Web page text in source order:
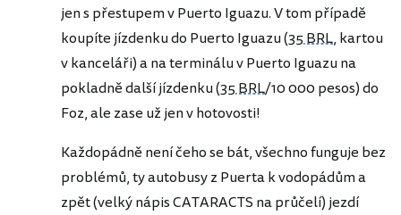
jen s přestupem v Puerto Iguazu. V tom případě
koupíte jízdenku do Puerto Iguazu (35 BRL, kartou
v kanceláři) a na terminálu v Puerto Iguazu na
pokladně další jízdenku (35 BRL/10 000 pesos) do
Foz, ale zase už jen v hotovosti!
Každopádně není čeho se bát, všechno funguje bez
problémů, ty autobusy z Puerta k vodopádům a
zpět (velký nápis CATARACTS na průčelí) jezdí